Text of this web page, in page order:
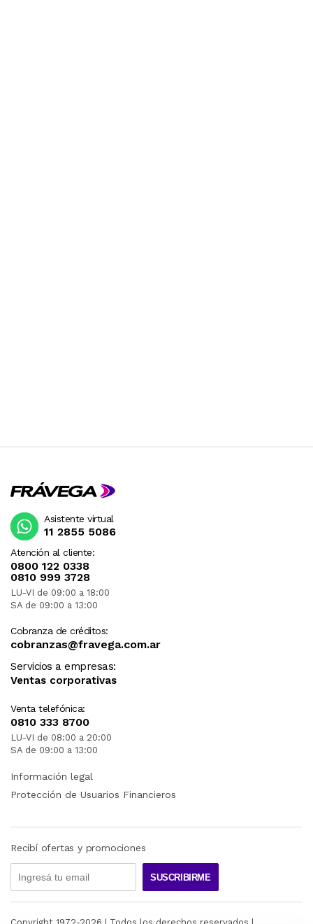
Atención al cliente:
0800 122 0338
0810 999 3728
LU-VI de 09:00 a 18:00
SA de 09:00 a 13:00
Cobranza de créditos:
cobranzas@fravega.com.ar
Servicios a empresas:
Ventas corporativas
Venta telefónica:
0810 333 8700
LU-VI de 08:00 a 20:00
SA de 09:00 a 13:00
Asistente virtual
11 2855 5086
Información legal
Protección de Usuarios Financieros
Recibí ofertas y promociones
SUSCRIBIRME